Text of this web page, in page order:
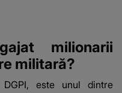
milionarii
militară?
este unul dintre